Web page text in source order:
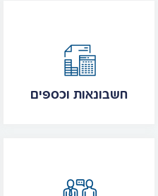
חשבונאות וכספים